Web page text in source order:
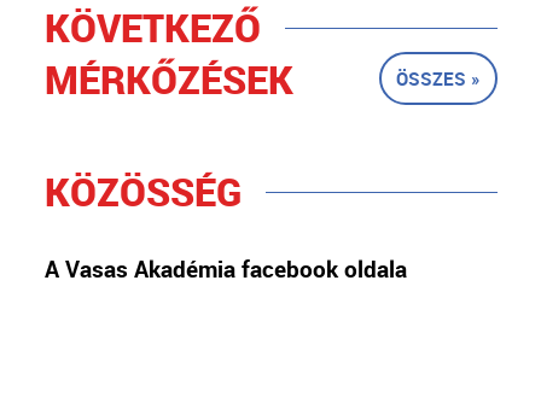
KÖVETKEZŐ
MÉRKŐZÉSEK
ÖSSZES »
KÖZÖSSÉG
A Vasas Akadémia facebook oldala